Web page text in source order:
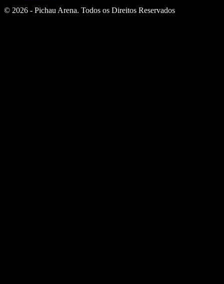
© 2026 - Pichau Arena. Todos os Direitos Reservados